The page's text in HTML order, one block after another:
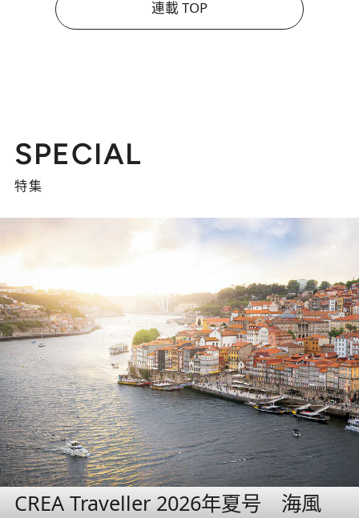
連載 TOP
SPECIAL
特集
CREA Traveller 2026年夏号 海風